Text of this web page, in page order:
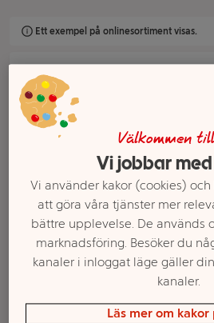
Ett exempel på onlinesortiment visas.
Intimvård
Filter
Välkommen
Vi jobbar
Vi använder kakor (cookies)
att göra våra tjänster mer
bättre upplevelse. De används
marknadsföring. Besöker du
kanaler i inloggat läge gäller
kanaler.
Läs mer om kakor